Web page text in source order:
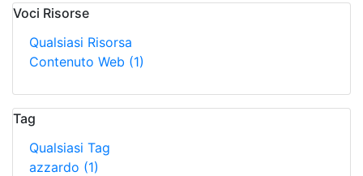
Voci Risorse
Qualsiasi Risorsa
Contenuto Web (1)
Tag
Qualsiasi Tag
azzardo (1)